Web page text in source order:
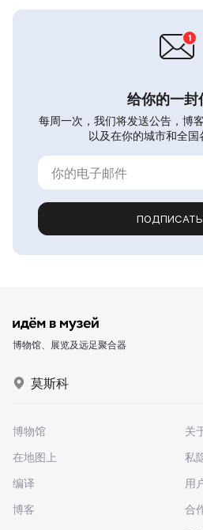
给你的一封
每周一次，我们将发送公告，博
以及在你的城市和全国
博物馆、展览及远足聚合器
莫斯科
博物馆
在地图上
编译
博客
关
私
用
合